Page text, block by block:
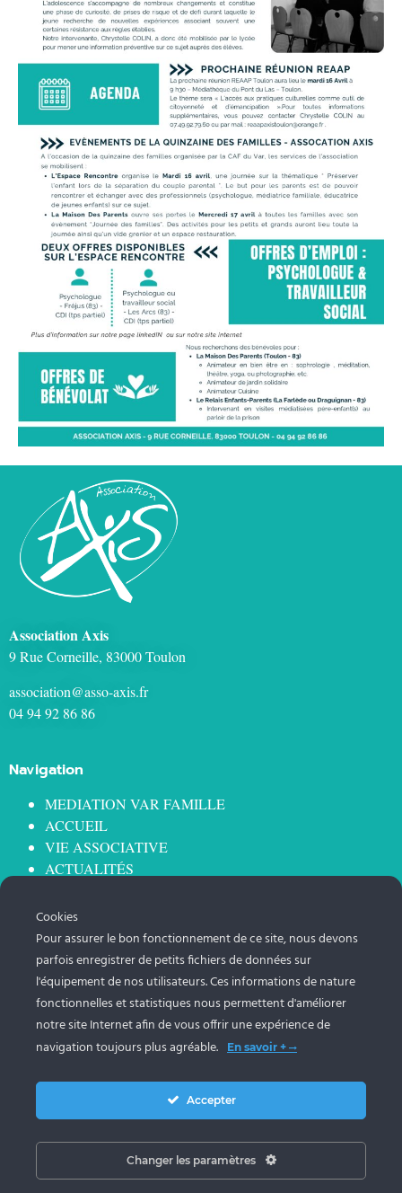
Association Axis
9 Rue Corneille, 83000 Toulon
association@asso-axis.fr
04 94 92 86 86
Navigation
MEDIATION VAR FAMILLE
ACCUEIL
VIE ASSOCIATIVE
ACTUALITÉS
OFFRE DE FORMATION
NOUS REJOINDRE
LES VIOLENCES ÉDUCATIVES ORDINAIRES (VEO)
ANIMATION RÉSEAU PARENTALITÉ
Information
Mentions légales
Cookies
Pour assurer le bon fonctionnement de ce site, nous devons
parfois enregistrer de petits fichiers de données sur
l'équipement de nos utilisateurs. Ces informations de nature
fonctionnelles et statistiques nous permettent d'améliorer
notre site Internet afin de vous offrir une expérience de
navigation toujours plus agréable.
En savoir +
Accepter
Changer les paramètres